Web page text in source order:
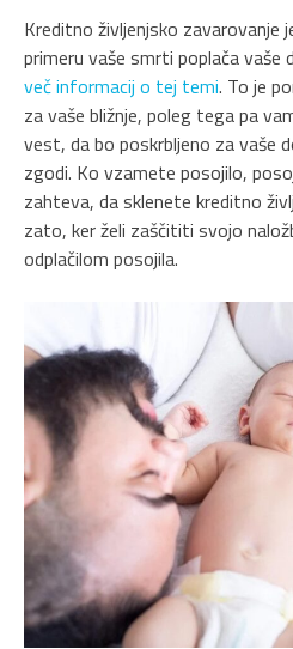
Kreditno življenjsko zavarovanje
primeru vaše smrti poplača vaše
več informacij o tej temi. To je
za vaše bližnje, poleg tega pa
vest, da bo poskrbljeno za vaše
zgodi. Ko vzamete posojilo,
zahteva, da sklenete kreditno
zato, ker želi zaščititi svojo
odplačilom posojila.